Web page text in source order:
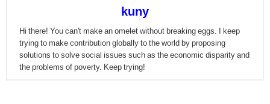
kuny
Hi there! You can't make an omelet without breaking eggs. I keep
trying to make contribution globally to the world by proposing
solutions to solve social issues such as the economic disparity and
the problems of poverty. Keep trying!